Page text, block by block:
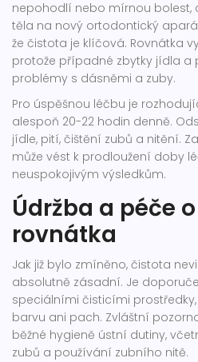
nepohodlí nebo mírnou bolest,
těla na nový ortodontický
že čistota je klíčová. Rovnátka
protože případné zbytky jídla a
problémy s dásněmi a zuby.
Pro úspěšnou léčbu je
alespoň 20-22 hodin denně.
jídle, pití, čištění zubů a nitění.
může vést k prodloužení doby
neuspokojivým výsledkům.
Údržba a péče
rovnátka
Jak již bylo zmíněno, čistota
absolutně zásadní. Je
speciálními čisticími
barvu ani pach. Zvláštní
běžné hygieně ústní dutiny,
zubů a používání zubního nitě.